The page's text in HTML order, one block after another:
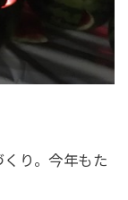
り。今年もた